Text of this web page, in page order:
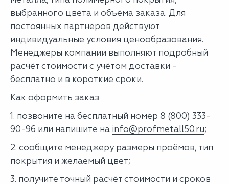
выбранного цвета и объёма заказа. Для
постоянных партнёров действуют
индивидуальные условия ценообразования.
Менеджеры компании выполняют подробный
расчёт стоимости с учётом доставки -
бесплатно и в короткие сроки.
Как оформить заказ
1. позвоните на бесплатный номер 8 (800) 333-
90-96 или напишите на info@profmetall50.ru;
2. сообщите менеджеру размеры проёмов, тип
покрытия и желаемый цвет;
3. получите точный расчёт стоимости и сроков